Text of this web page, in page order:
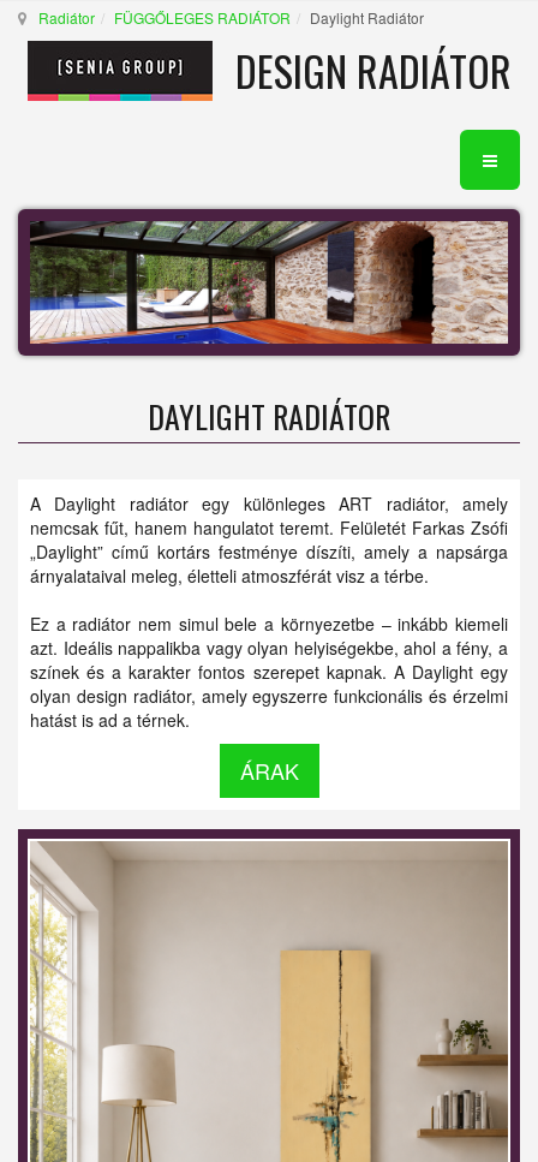
Radiátor FÜGGŐLEGES RADIÁTOR Daylight Radiátor
DESIGN RADIÁTOR
DAYLIGHT RADIÁTOR
A Daylight radiátor egy különleges ART radiátor, amely
nemcsak fűt, hanem hangulatot teremt. Felületét Farkas Zsófi
„Daylight” című kortárs festménye díszíti, amely a napsárga
árnyalataival meleg, életteli atmoszférát visz a térbe.
Ez a radiátor nem simul bele a környezetbe – inkább kiemeli
azt. Ideális nappalikba vagy olyan helyiségekbe, ahol a fény, a
színek és a karakter fontos szerepet kapnak. A Daylight egy
olyan design radiátor, amely egyszerre funkcionális és érzelmi
hatást is ad a térnek.
ÁRAK